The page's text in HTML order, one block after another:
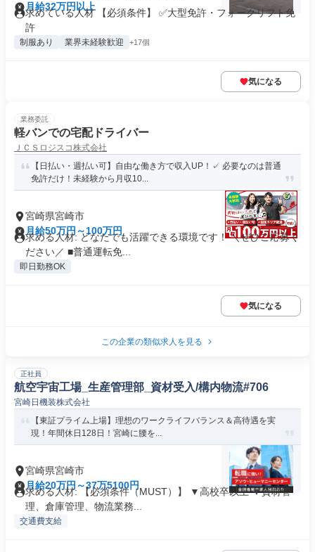
月給32万円以上
求めている人材 【必須条件】 ✅大型免許・フォークリフト免
許
制服あり 業界未経験歓迎 +17個
気になる
業務委託
軽バンでの宅配ドライバー
ＪＣＳロジスコ株式会社
【日払い・週払い可】自由な働き方で収入UP！✓ 必要なのは普通
免許だけ！未経験から月収10...
宮崎県宮崎市
月給50万円～100万円
求める人材: どなたでも活躍できる環境です！ ＼ぜひご応募く
ださい／ ■普通運転免...
即日勤務OK
気になる
この企業の類似求人を見る
正社員
航空宇宙工場_生産管理部_資材受入/構内物流#706
宮崎日機装株式会社
【東証プライム上場】理想のワークライフバランス＆高待遇を実
現！年間休日128日！宮崎に腰を...
宮崎県宮崎市
月給20万円～37万5100円
求める人材: 【必須条件（MUST）】 ▼高校卒以上 ▼資材管
理、倉庫管理、物流業務...
交通費支給